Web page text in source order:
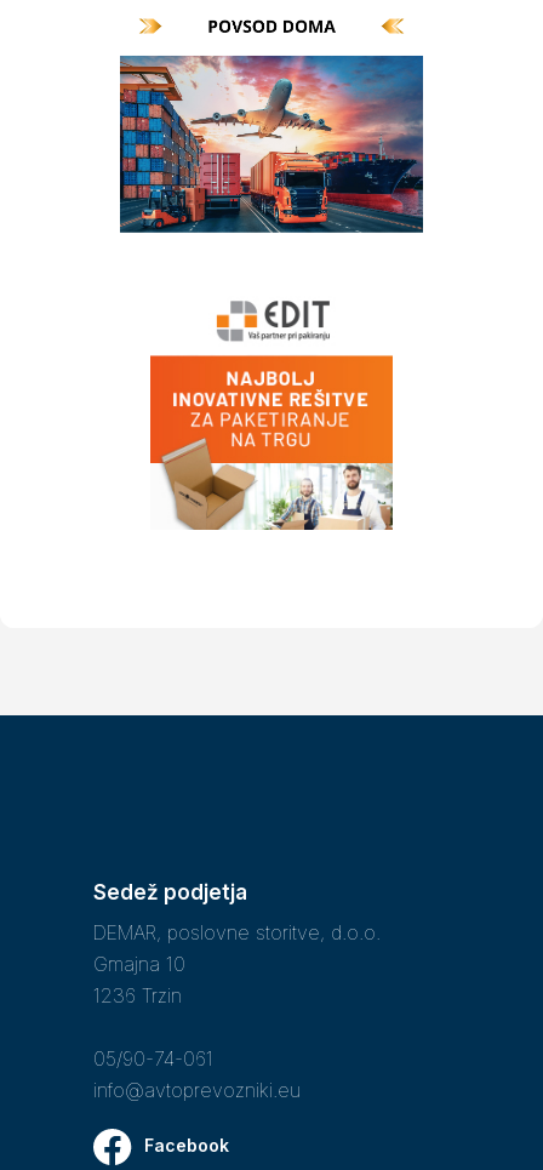
Sedež podjetja
DEMAR, poslovne storitve, d.o.o.
Gmajna 10
1236 Trzin
05/90-74-061
info@avtoprevozniki.eu
Facebook